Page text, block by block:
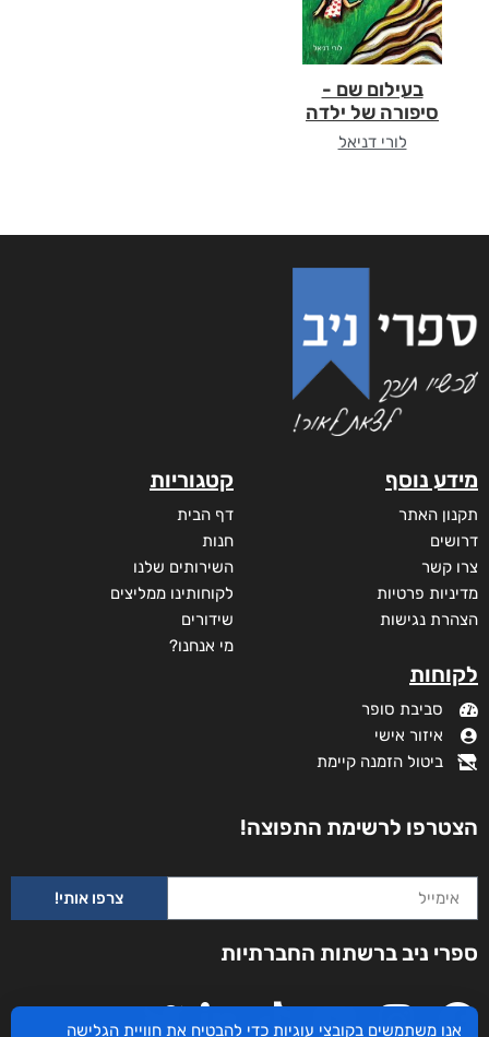
בעילום שם -
סיפורה של ילדה
לורי דניאל
מידע נוסף
תקנון האתר
דרושים
צרו קשר
מדיניות פרטיות
הצהרת נגישות
לקוחות
סביבת סופר
איזור אישי
ביטול הזמנה קיימת
קטגוריות
דף הבית
חנות
השירותים שלנו
לקוחותינו ממליצים
שידורים
מי אנחנו?
הצטרפו לרשימת התפוצה!
צרפו אותי!
ספרי ניב ברשתות החברתיות
אנו משתמשים בקובצי עוגיות כדי להבטיח את חוויית הגלישה